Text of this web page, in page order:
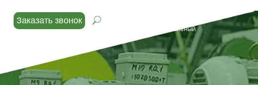
Заказать звонок
бесплатный многоканальный